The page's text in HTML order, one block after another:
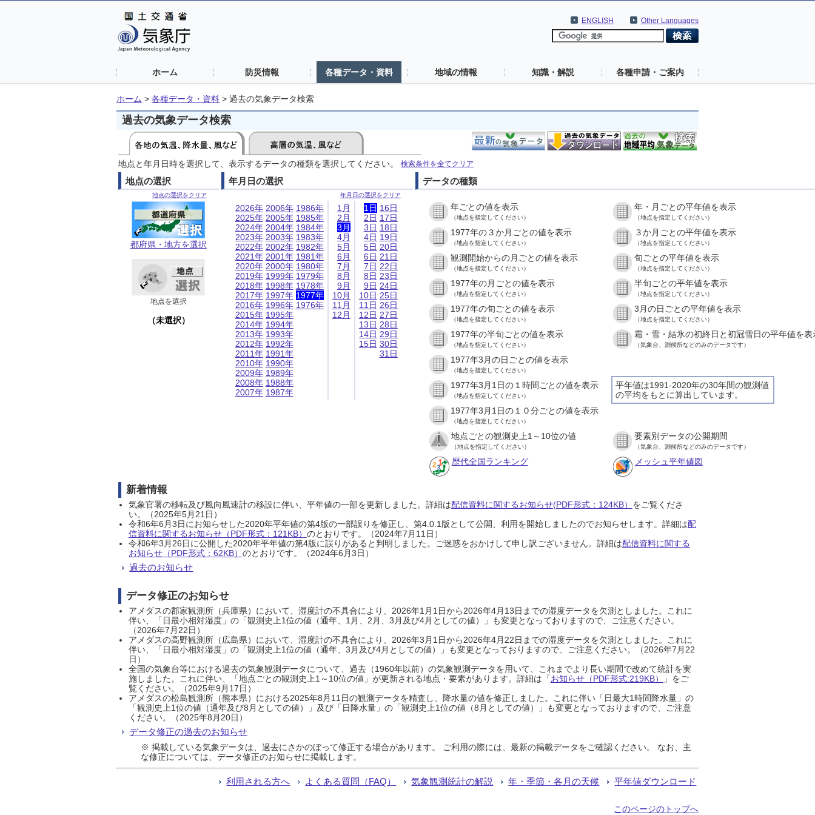
Other Languages
ENGLISH
ホーム 防災情報 各種データ・資料 地域の情報 知識・解説 各種申請・ご案内
ホーム > 各種データ・資料 > 過去の気象データ検索
過去の気象データ検索
地点と年月日時を選択して、表示するデータの種類を選択してください。 検索条件を全てクリア
地点の選択
地点の選択をクリア
都府県・地方を選択
地点を選択
（未選択）
年月日の選択
年月日の選択をクリア
2026年
2025年
2024年
2023年
2022年
2021年
2020年
2019年
2018年
2017年
2016年
2015年
2014年
2013年
2012年
2011年
2010年
2009年
2008年
2007年
2006年
2005年
2004年
2003年
2002年
2001年
2000年
1999年
1998年
1997年
1996年
1995年
1994年
1993年
1992年
1991年
1990年
1989年
1988年
1987年
1986年
1985年
1984年
1983年
1982年
1981年
1980年
1979年
1978年
1977年
1976年
1月
2月
3月
4月
5月
6月
7月
8月
9月
10月
11月
12月
1日
2日
3日
4日
5日
6日
7日
8日
9日
10日
11日
12日
13日
14日
15日
16日
17日
18日
19日
20日
21日
22日
23日
24日
25日
26日
27日
28日
29日
30日
31日
データの種類
年ごとの値を表示
（地点を指定してください）
年・月ごとの平年値を表示
（地点を指定してください）
1977年の３か月ごとの値を表示
（地点を指定してください）
３か月ごとの平年値を表示
（地点を指定してください）
観測開始からの月ごとの値を表示
（地点を指定してください）
旬ごとの平年値を表示
（地点を指定してください）
1977年の月ごとの値を表示
（地点を指定してください）
半旬ごとの平年値を表示
（地点を指定してください）
1977年の旬ごとの値を表示
（地点を指定してください）
3月の日ごとの平年値を表示
（地点を指定してください）
1977年の半旬ごとの値を表示
（地点を指定してください）
霜・雪・結氷の初終日と初冠雪日の平年値を表
（気象台、測候所などのみのデータです）
1977年3月の日ごとの値を表示
（地点を指定してください）
平年値は1991-2020年の30年間の観測値
の平均をもとに算出しています。
1977年3月1日の１時間ごとの値を表示
（地点を指定してください）
1977年3月1日の１０分ごとの値を表示
（地点を指定してください）
地点ごとの観測史上1～10位の値
（地点を指定してください）
要素別データの公開期間
（気象台、測候所などのみのデータです）
歴代全国ランキング メッシュ平年値図
新着情報
気象官署の移転及び風向風速計の移設に伴い、平年値の一部を更新しました。詳細は配信資料に関するお知らせ(PDF形式：124KB） をご覧くださ
い。（2025年5月21日）
令和6年6月3日にお知らせした2020年平年値の第4版の一部誤りを修正し、第4.0.1版として公開、利用を開始しましたのでお知らせします。詳細は配
信資料に関するお知らせ（PDF形式：121KB） のとおりです。（2024年7月11日）
令和6年3月26日に公開した2020年平年値の第4版に誤りがあると判明しました。ご迷惑をおかけして申し訳ございません。詳細は配信資料に関する
お知らせ（PDF形式：62KB） のとおりです。（2024年6月3日）
過去のお知らせ
データ修正のお知らせ
アメダスの郡家観測所（兵庫県）において、湿度計の不具合により、2026年1月1日から2026年4月13日までの湿度データを欠測としました。これに
伴い、「日最小相対湿度」の「観測史上1位の値（通年、1月、2月、3月及び4月としての値）」も変更となっておりますので、ご注意ください。
（2026年7月22日）
アメダスの高野観測所（広島県）において、湿度計の不具合により、2026年3月1日から2026年4月22日までの湿度データを欠測としました。これに
伴い、「日最小相対湿度」の「観測史上1位の値（通年、3月及び4月としての値）」も変更となっておりますので、ご注意ください。（2026年7月22
日）
全国の気象台等における過去の気象観測データについて、過去（1960年以前）の気象観測データを用いて、これまでより長い期間で改めて統計を実
施しました。これに伴い、「地点ごとの観測史上1～10位の値」が更新される地点・要素があります。詳細は「お知らせ（PDF形式:219KB）
」をご
覧ください。（2025年9月17日）
アメダスの松島観測所（熊本県）における2025年8月11日の観測データを精査し、降水量の値を修正しました。これに伴い「日最大1時間降水量」の
「観測史上1位の値（通年及び8月としての値）」及び「日降水量」の「観測史上1位の値（8月としての値）」も変更となっておりますので、ご注意
ください。（2025年8月20日）
データ修正の過去のお知らせ
※ 掲載している気象データは、過去にさかのぼって修正する場合があります。 ご利用の際には、最新の掲載データをご確認ください。 なお、主
な修正については、データ修正のお知らせに掲載します。
利用される方へ よくある質問（FAQ） 気象観測統計の解説 年・季節・各月の天候 平年値ダウンロード
このページのトップへ